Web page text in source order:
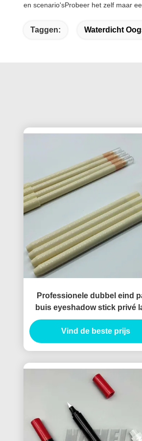
en scenario'sProbeer het zelf maar
Taggen: Waterdicht
Professionele dubbel eind
buis eyeshadow stick privé
met hoge kwaliteit
concealer potlood
Vind de beste prijs